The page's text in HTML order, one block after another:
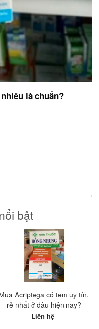
là chuẩn?
bật
Mua Acriptega có tem uy tín,
rẻ nhất ở đâu hiện nay?
Liên hệ